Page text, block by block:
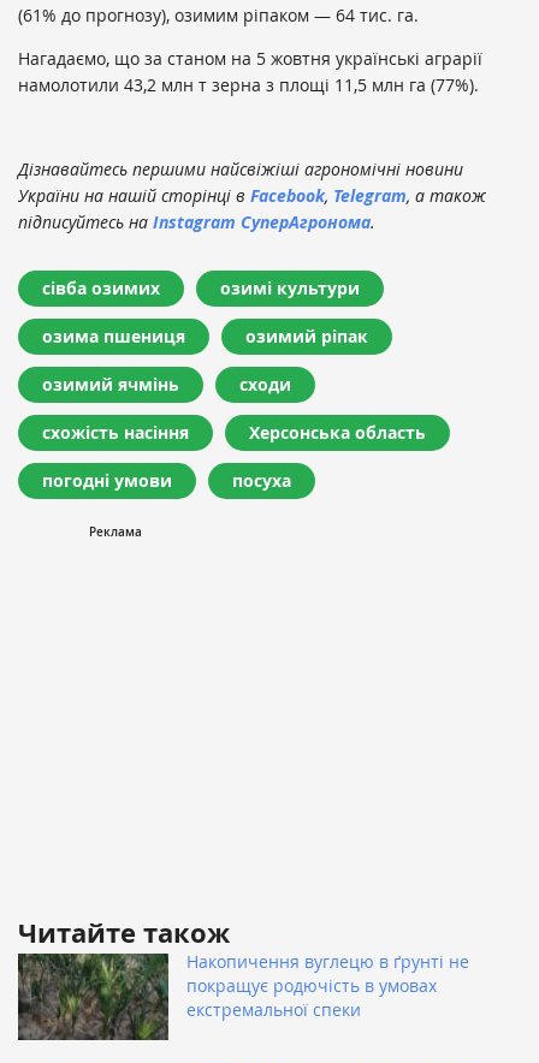
(61% до прогнозу), озимим ріпаком — 64 тис. га.
Нагадаємо, що за станом на 5 жовтня українські аграрії
намолотили 43,2 млн т зерна з площі 11,5 млн га (77%).
Дізнавайтесь першими найсвіжіші агрономічні новини
України на нашій сторінці в Facebook, Telegram, а також
підписуйтесь на Instagram СуперАгронома.
сівба озимих озимі культури
озима пшениця озимий ріпак
озимий ячмінь сходи
схожість насіння Херсонська область
погодні умови посуха
Читайте також
Накопичення вуглецю в ґрунті не
покращує родючість в умовах
екстремальної спеки